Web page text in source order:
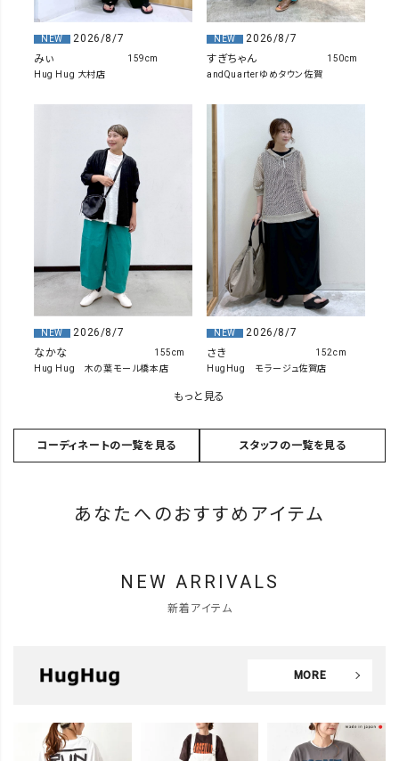
NEW
2026/8/7
みぃ
Hug Hug 大村店
159cm
NEW
2026/8/7
すぎちゃん
andQuarterゆめタウン佐賀
150cm
NEW
2026/8/7
なかな
Hug Hug 木の葉モール橋本店
155cm
NEW
2026/8/7
さき
HugHug モラージュ佐賀店
152cm
もっと見る
コーディネートの一覧を見る スタッフの一覧を見る
あなたへのおすすめアイテム
NEW ARRIVALS
新着アイテム
MORE